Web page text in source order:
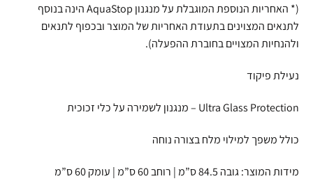
(* האחריות הנוספת המוגבלת על מנגנון AquaStop הינה בנוסף
לתנאים המצוינים בתעודת האחריות של המוצר ובכפוף לתנאים
ולהנחיות המצויים בחוברת ההפעלה).
נעילת פיקוד
Ultra Glass Protection – מנגנון לשמירה על כלי זכוכית
כולל משפך למילוי מלח בצורה נוחה
מידות המוצר: גובה 84.5 ס”מ | רוחב 60 ס”מ | עומק 60 ס”מ